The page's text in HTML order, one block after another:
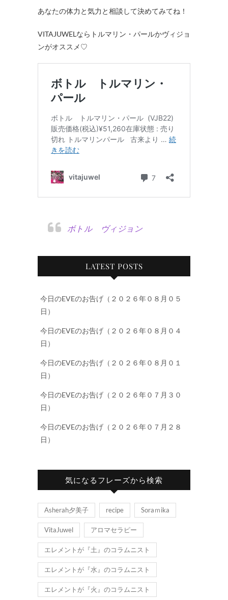
あなたの体力と気力と相談して決めてみてね！
VITAJUWELならトルマリン・パールかヴィジョ
ンがオススメ♡
ボトル ヴィジョン
LATEST POSTS
今日のEVEのお告げ（２０２６年０８月０５
日）
今日のEVEのお告げ（２０２６年０８月０４
日）
今日のEVEのお告げ（２０２６年０８月０１
日）
今日のEVEのお告げ（２０２６年０７月３０
日）
今日のEVEのお告げ（２０２６年０７月２８
日）
気になるフレーズから検索
Asherah夕美子 recipe Soraｍika
VitaJuwel アロマセラピー
エレメントが『土』のコラムニスト
エレメントが『水』のコラムニスト
エレメントが『火』のコラムニスト